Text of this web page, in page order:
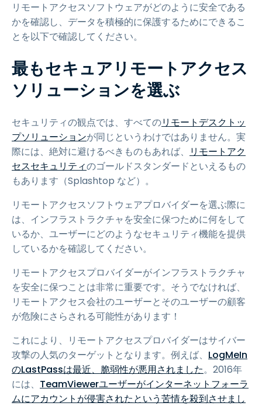
リモートアクセスソフトウェアがどのように安全である
かを確認し、データを積極的に保護するためにできるこ
とを以下で確認してください。
最もセキュアリモートアクセス
ソリューションを選ぶ
セキュリティの観点では、すべてのリモートデスクトッ
プソリューションが同じというわけではありません。実
際には、絶対に避けるべきものもあれば、
リモートアク
セスセキュリティのゴールドスタンダードといえるもの
もあります（Splashtop など）。
リモートアクセスソフトウェアプロバイダーを選ぶ際に
は、インフラストラクチャを安全に保つために何をして
いるか、ユーザーにどのようなセキュリティ機能を提供
しているかを確認してください。
リモートアクセスプロバイダーがインフラストラクチャ
を安全に保つことは非常に重要です。そうでなければ、
リモートアクセス会社のユーザーとそのユーザーの顧客
が危険にさらされる可能性があります！
これにより、リモートアクセスプロバイダーはサイバー
攻撃の人気のターゲットとなります。例えば、 LogMeIn
のLastPassは最近、脆弱性が悪用されました。2016年
には、 TeamViewerユーザーがインターネットフォーラ
ムにアカウントが侵害されたという苦情を殺到させまし